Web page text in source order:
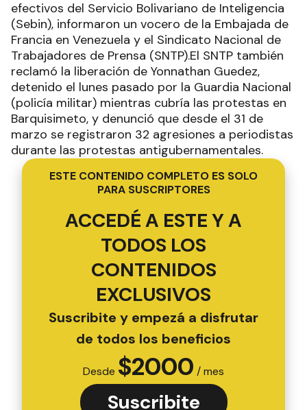
efectivos del Servicio Bolivariano de Inteligencia
(Sebin), informaron un vocero de la Embajada de
Francia en Venezuela y el Sindicato Nacional de
Trabajadores de Prensa (SNTP).El SNTP también
reclamó la liberación de Yonnathan Guedez,
detenido el lunes pasado por la Guardia Nacional
(policía militar) mientras cubría las protestas en
Barquisimeto, y denunció que desde el 31 de
marzo se registraron 32 agresiones a periodistas
durante las protestas antigubernamentales.
ESTE CONTENIDO COMPLETO ES SOLO
PARA SUSCRIPTORES
ACCEDÉ A ESTE Y A
TODOS LOS
CONTENIDOS
EXCLUSIVOS
Suscribite y empezá a disfrutar
de todos los beneficios
Desde $2000 / mes
Suscribite